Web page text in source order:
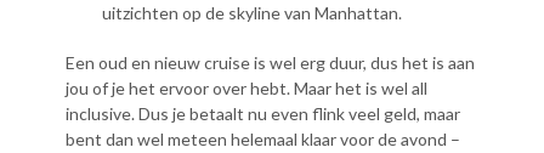
uitzichten op de skyline van Manhattan.
Een oud en nieuw cruise is wel erg duur, dus het is aan
jou of je het ervoor over hebt. Maar het is wel all
inclusive. Dus je betaalt nu even flink veel geld, maar
bent dan wel meteen helemaal klaar voor de avond –